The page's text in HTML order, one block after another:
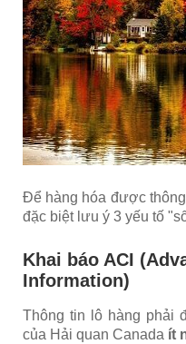
Để hàng hóa được
đặc biệt lưu ý 3 yếu tố
Khai báo ACI
Information)
Thông tin lô hàng phải
của Hải quan Canada ít